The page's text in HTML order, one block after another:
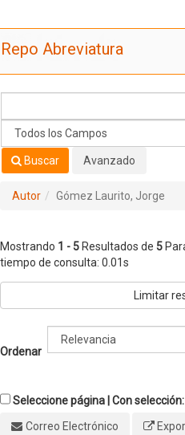
Repo Abreviatura
Buscar Avanzado
Autor Gómez Laurito, Jorge
Mostrando 1 - 5 Resultados de 5
tiempo de consulta: 0.01s
Limitar
Ordenar
Seleccione página | Con selección:
Correo Electrónico